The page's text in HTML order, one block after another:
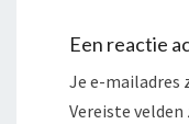
Een reactie
Je e-mailadres
Vereiste